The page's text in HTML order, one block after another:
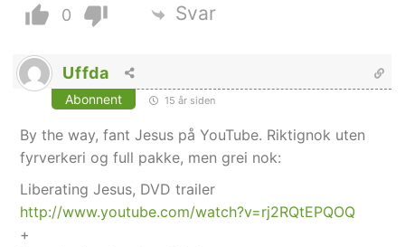
0 Svar
Uffda
Abonnent 15 år siden
By the way, fant Jesus på YouTube. Riktignok uten
fyrverkeri og full pakke, men grei nok:
Liberating Jesus, DVD trailer
http://www.youtube.com/watch?v=rj2RQtEPQOQ
+